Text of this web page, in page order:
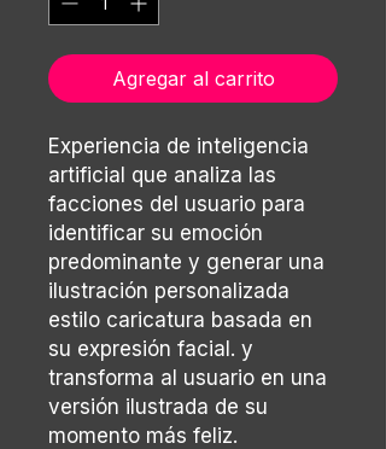
Agregar al carrito
Experiencia de inteligencia
artificial que analiza las
facciones del usuario para
identificar su emoción
predominante y generar una
ilustración personalizada
estilo caricatura basada en
su expresión facial. y
transforma al usuario en una
versión ilustrada de su
momento más feliz.